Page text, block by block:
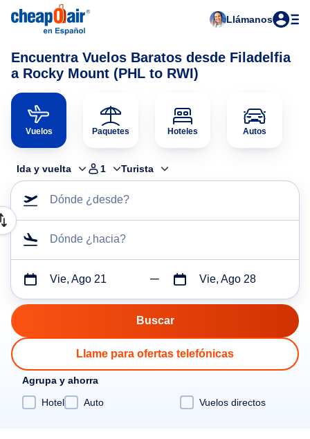
Llámanos
Encuentra Vuelos Baratos desde Filadelfia
a Rocky Mount (PHL to RWI)
Vuelos Paquetes Hoteles Autos
Ida y vuelta 1 Turista
Dónde ¿desde?
Dónde ¿hacia?
Vie, Ago 21 Vie, Ago 28
Llame para ofertas telefónicas
Agrupa y ahorra
Hotel
Auto Vuelos directos